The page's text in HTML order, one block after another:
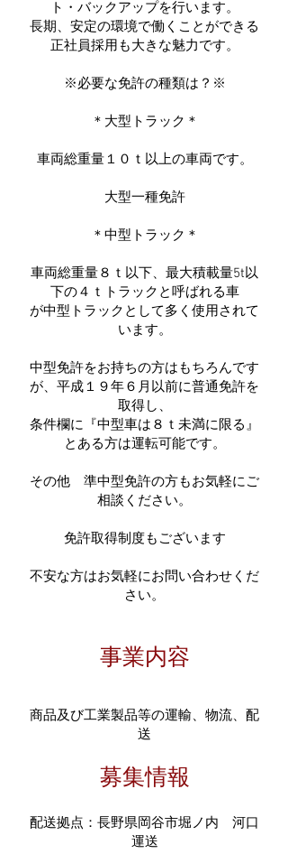
ト・バックアップを行います。
長期、安定の環境で働くことができる
正社員採用も大きな魅力です。
※必要な免許の種類は？※
＊大型トラック＊
車両総重量１０ｔ以上の車両です。
大型一種免許
＊中型トラック＊
車両総重量８ｔ以下、最大積載量5t以
下の４ｔトラックと呼ばれる車
が中型トラックとして多く使用されて
います。
中型免許をお持ちの方はもちろんです
が、平成１９年６月以前に普通免許を
取得し、
条件欄に『中型車は８ｔ未満に限る』
とある方は運転可能です。
その他 準中型免許の方もお気軽にご
相談ください。
​免許取得制度もございます
不安な方はお気軽にお問い合わせくだ
さい。
事業内容
商品及び工業製品等の運輸、物流、配
送
募集情報
配送拠点： 長野県岡谷市堀ノ内 河口
運送